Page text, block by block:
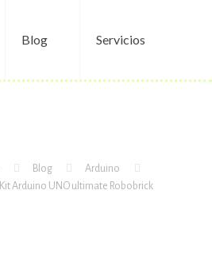
Blog Servicios
Blog
Arduino
Kit Arduino UNO ultimate Robobrick